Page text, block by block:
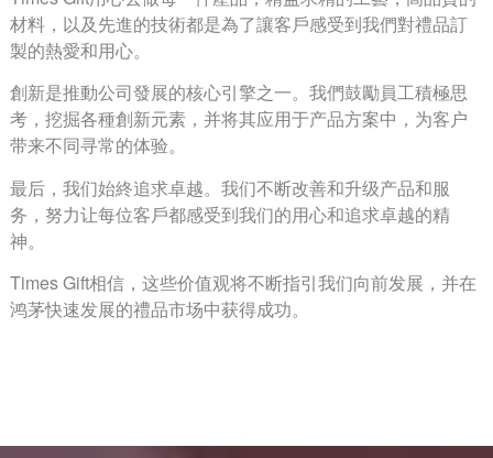
材料，以及先進的技術都是為了讓客戶感受到我們對禮品訂
製的熱愛和用心。
創新是推動公司發展的核心引擎之一。我們鼓勵員工積極思
考，挖掘各種創新元素，并将其应用于产品方案中，为客户
带来不同寻常的体验。
最后，我们始終追求卓越。我们不断改善和升级产品和服
务，努力让每位客戶都感受到我们的用心和追求卓越的精
神。
Times Gift相信，这些价值观将不断指引我们向前发展，并在
鸿茅快速发展的禮品市场中获得成功。